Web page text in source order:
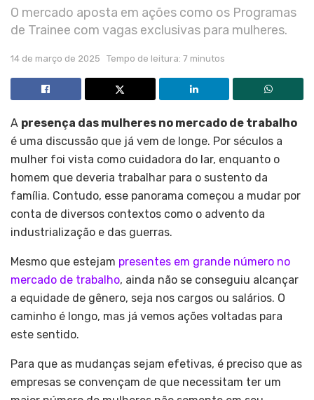
O mercado aposta em ações como os Programas
de Trainee com vagas exclusivas para mulheres.
14 de março de 2025 Tempo de leitura: 7 minutos
A presença das mulheres no mercado de trabalho
é uma discussão que já vem de longe. Por séculos a
mulher foi vista como cuidadora do lar, enquanto o
homem que deveria trabalhar para o sustento da
família. Contudo, esse panorama começou a mudar por
conta de diversos contextos como o advento da
industrialização e das guerras.
Mesmo que estejam presentes em grande número no
mercado de trabalho, ainda não se conseguiu alcançar
a equidade de gênero, seja nos cargos ou salários. O
caminho é longo, mas já vemos ações voltadas para
este sentido.
Para que as mudanças sejam efetivas, é preciso que as
empresas se convençam de que necessitam ter um